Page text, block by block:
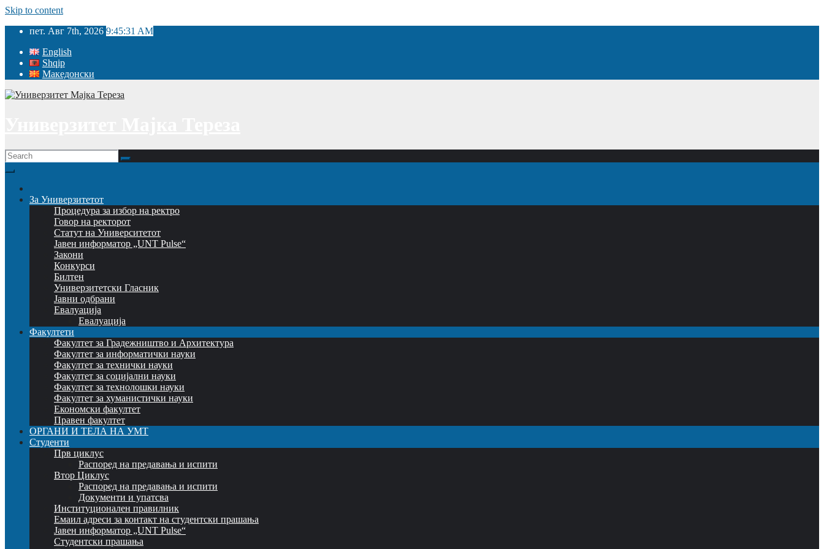
Skip to content
пет. Авг 7th, 2026 9:45:31 AM
English
Shqip
Македонски
За Универзитетот
Процедура за избор на ректро
Говор на ректорот
Статут на Университетот
Јавен информатор „UNT Pulse“
Закони
Конкурси
Билтен
Универзитетски Гласник
Јавни одбрани
Евалуација
Евалуација
Факултети
Факултет за Градежништво и Архитектура
Факултет за информатички науки
Факултет за технички науки
Факултет за социјални науки
Факултет за технолошки науки
Факултет за хуманистички науки
Економски факултет
Правен факултет
ОРГАНИ И ТЕЛА НА УМТ
Студенти
Прв циклус
Распоред на предавањa и испити
Втор Циклус
Распоред на предавањa и испити
Документи и упатсва
Институционален правилник
Емаил адреси за контакт на студентски прашања
Јавен информатор „UNT Pulse“
Студентски прашања